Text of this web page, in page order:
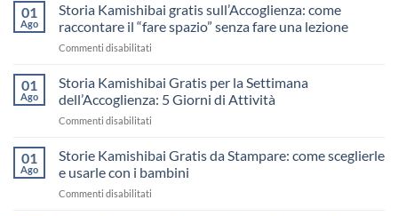
01
Ago
Storia Kamishibai gratis sull’Accoglienza: come
raccontare il “fare spazio” senza fare una lezione
Commenti disabilitati
Kamishibai
sull’Accoglienza:
il
“fare
01
Ago
Storia Kamishibai Gratis per la Settimana
dell’Accoglienza: 5 Giorni di Attività
Commenti disabilitati
Kamishibai
per
01
Ago
Storie Kamishibai Gratis da Stampare: come sceglierle
e usarle con i bambini
Commenti disabilitati